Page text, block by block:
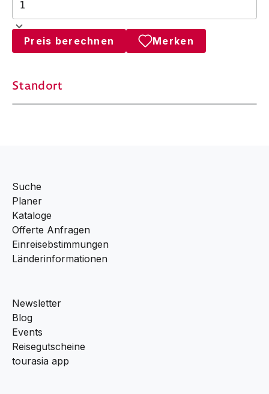
Preis berechnen Merken
Standort
Suche
Planer
Kataloge
Offerte Anfragen
Einreisebstimmungen
Länderinformationen
Newsletter
Blog
Events
Reisegutscheine
tourasia app